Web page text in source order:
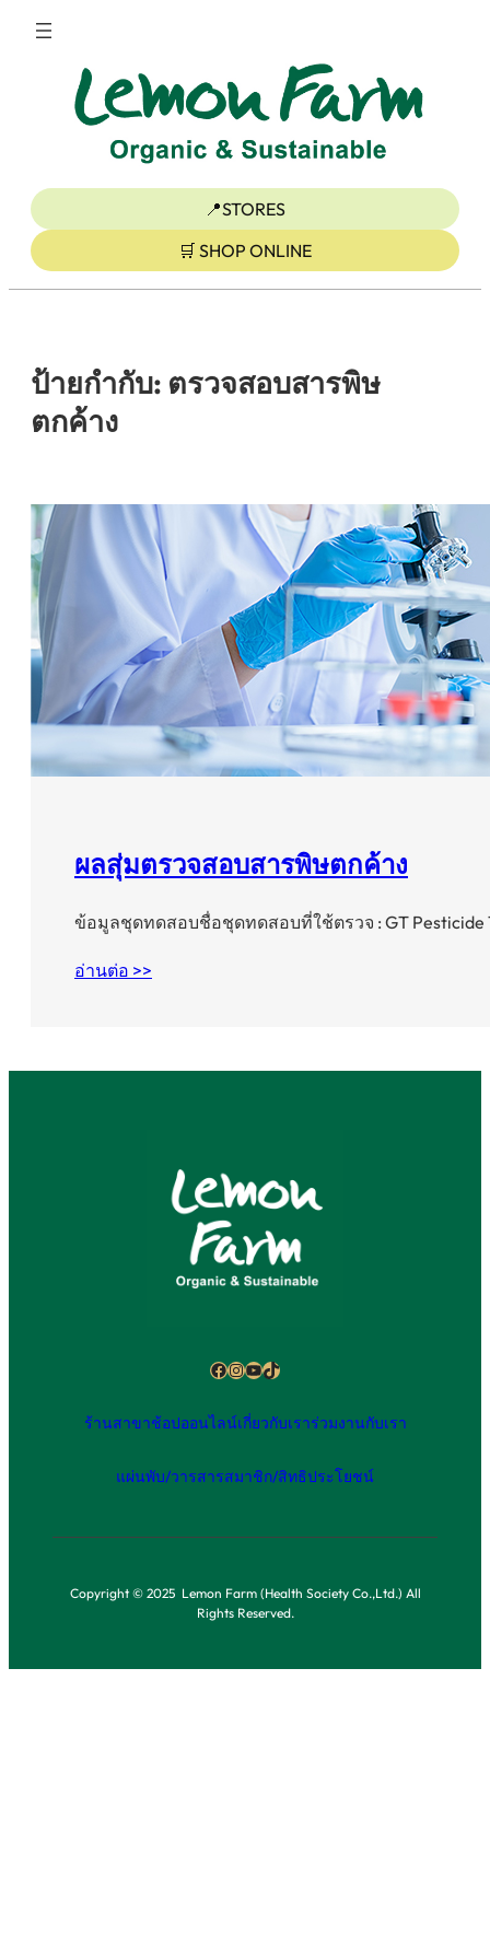
ข้าม
📍STORES
🛒 SHOP ONLINE
ป้ายกำกับ: ตรวจสอบสารพิษ
ตกค้าง
ผลสุ่มตรวจสอบสารพิษตกค้าง
ข้อมูลชุดทดสอบชื่อชุดทดสอบที่ใช้ตรวจ : GT Pesticide
อ่านต่อ >>
Facebook
Instagram
YouTube
TikTok
ร้านสาขาช้อปออนไลน์เกี่ยวกับเราร่วมงานกับเรา
แผ่นพับ/วารสารสมาชิก/สิทธิประโยชน์
Copyright © 2025 Lemon Farm (Health Society Co.,Ltd.) All
Rights Reserved.